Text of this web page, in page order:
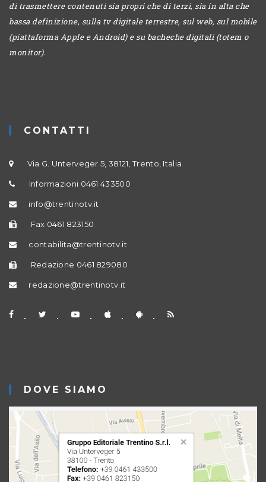
di trasmettere contenuti sia propri che di terzi, sia in alta che
bassa definizione, sulla tv digitale terrestre, sul web, sul mobile
(piattaforma Apple e Android) e su bacheche digitali (totem o
monitor).
CONTATTI
Via G. Unterveger 5, 38121, Trento, Italia
Informazioni 0461 433500
info@trentinotv.it
Fax 0461 823150
contabilita@trentinotv.it
Redazione 0461 829080
redazione@trentinotv.it
DOVE SIAMO